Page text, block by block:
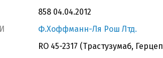
858 04.04.2012
Ф.Хоффманн-Ля Рош Лтд.
RO 45-2317 (Трастузумаб,